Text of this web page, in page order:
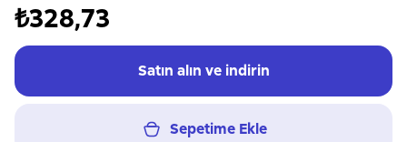
₺328,73
Satın alın ve indirin
Sepetime Ekle